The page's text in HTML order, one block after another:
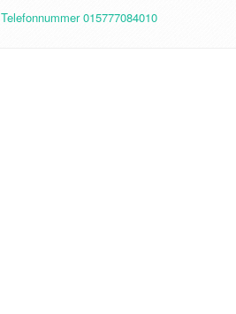
Telefonnummer 015777084010